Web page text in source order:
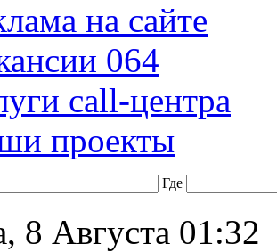
на сайте
064
call-центра
проекты
Где
8 Августа 01:32